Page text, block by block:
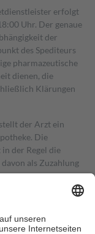
erfolgt
Uhr. Der genaue
der
des Spediteurs
pharmazeutische
dienen, die
Klärungen
der Arzt ein
Die
der Regel die
als Zuzahlung
Höhe von zehn
als die tatsächlichen